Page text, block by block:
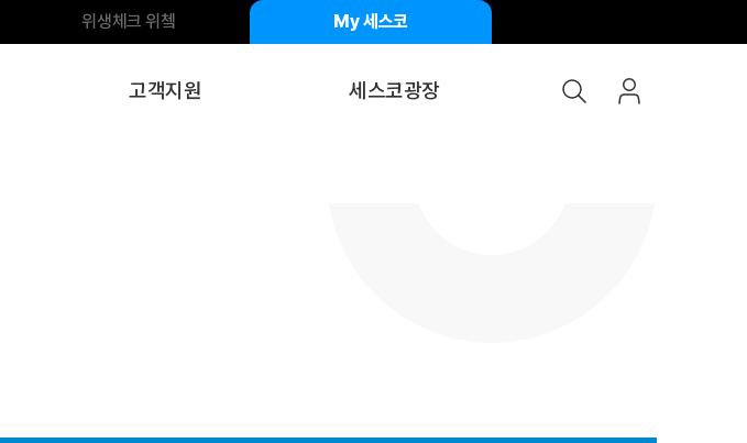
위생체크 위쳌 My 세스코
고객지원 세스코광장